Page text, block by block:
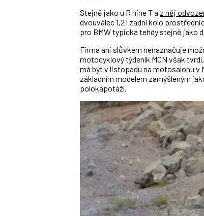
Stejně jako u R nine T a z něj
dvouválec 1,2 l zadní kolo
pro BMW typická tehdy stejně jako
Firma ani slůvkem nenaznačuje
motocyklový týdeník MCN však
má být v listopadu na motosalonu v
základním modelem zamýšleným
polokapotáží.